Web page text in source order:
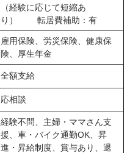
（経験に応じて短縮あ
り） 転居費補助：有
雇用保険、労災保険、健康保
険、厚生年金
全額支給
応相談
経験不問、主婦・ママさん支
援、車・バイク通勤OK、昇
進・昇給制度、賞与あり、退